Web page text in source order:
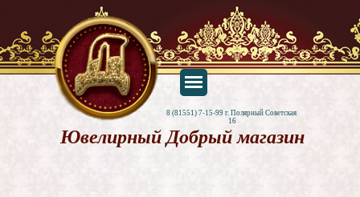
8 (81551) 7-15-99 г. Полярный Советская
16
Ювелирный Добрый магазин